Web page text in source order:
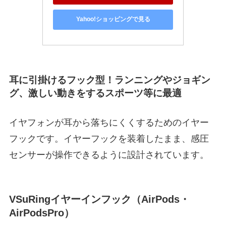
Yahoo!ショッピングで見る
耳に引掛けるフック型！ランニングやジョギン
グ、激しい動きをするスポーツ等に最適
イヤフォンが耳から落ちにくくするためのイヤー
フックです。イヤーフックを装着したまま、感圧
センサーが操作できるように設計されています。
VSuRingイヤーインフック（AirPods・
AirPodsPro）